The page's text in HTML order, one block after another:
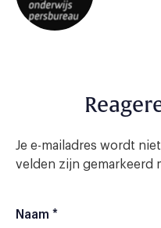
Je e-mailadres wordt
velden zijn gemarkeerd
Naam *